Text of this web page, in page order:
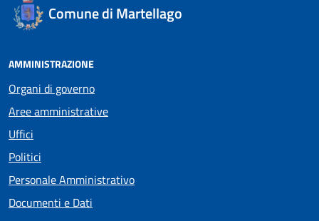
Comune di Martellago
AMMINISTRAZIONE
Organi di governo
Aree amministrative
Uffici
Politici
Personale Amministrativo
Documenti e Dati